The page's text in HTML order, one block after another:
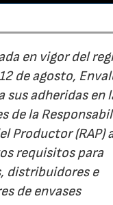
en vigor del
de agosto,
sus adheridas en
de la
Productor (RAP)
requisitos para
distribuidores e
de envases